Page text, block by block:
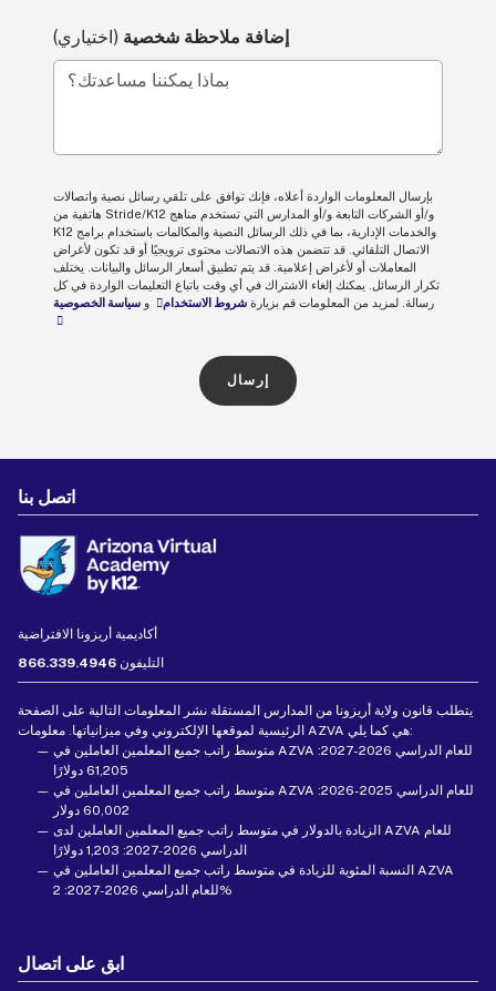
إضافة ملاحظة شخصية (اختياري)
بماذا يمكننا مساعدتك؟
بإرسال المعلومات الواردة أعلاه، فإنك توافق على تلقي رسائل نصية واتصالات
هاتفية من Stride/K12 و/أو الشركات التابعة و/أو المدارس التي تستخدم مناهج
K12 والخدمات الإدارية، بما في ذلك الرسائل النصية والمكالمات باستخدام برامج
الاتصال التلقائي. قد تتضمن هذه الاتصالات محتوى ترويجيًا أو قد تكون لأغراض
المعاملات أو لأغراض إعلامية. قد يتم تطبيق أسعار الرسائل والبيانات. يختلف
تكرار الرسائل. يمكنك إلغاء الاشتراك في أي وقت باتباع التعليمات الواردة في كل
رسالة. لمزيد من المعلومات قم بزيارة شروط الاستخدام و سياسة الخصوصية
إرسال
اتصل بنا
أكاديمية أريزونا الافتراضية
التليفون 866.339.4946
يتطلب قانون ولاية أريزونا من المدارس المستقلة نشر المعلومات التالية على الصفحة
الرئيسية لموقعها الإلكتروني وفي ميزانياتها. معلومات AZVA هي كما يلي:
متوسط راتب جميع المعلمين العاملين في AZVA للعام الدراسي 2026-2027:
61,205 دولارًا
متوسط راتب جميع المعلمين العاملين في AZVA للعام الدراسي 2025-2026:
60,002 دولار
الزيادة بالدولار في متوسط راتب جميع المعلمين العاملين لدى AZVA للعام
الدراسي 2026-2027: 1,203 دولارًا
النسبة المئوية للزيادة في متوسط راتب جميع المعلمين العاملين في AZVA
للعام الدراسي 2026-2027: 2%
ابق على اتصال